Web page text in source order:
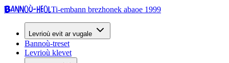
Bannoù-heolTi-embann brezhonek abaoe 1999
Levrioù evit ar vugale
Bannoù-treset
Levrioù klevet